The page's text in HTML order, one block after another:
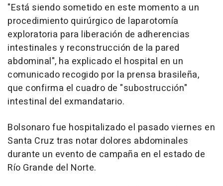
"Está siendo sometido en este momento a un
procedimiento quirúrgico de laparotomía
exploratoria para liberación de adherencias
intestinales y reconstrucción de la pared
abdominal", ha explicado el hospital en un
comunicado recogido por la prensa brasileña,
que confirma el cuadro de "subostrucción"
intestinal del exmandatario.
Bolsonaro fue hospitalizado el pasado viernes en
Santa Cruz tras notar dolores abdominales
durante un evento de campaña en el estado de
Río Grande del Norte.